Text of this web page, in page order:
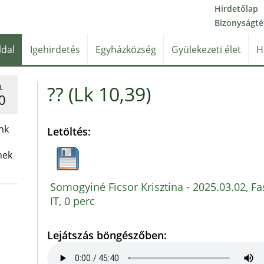
Hirdetőlap
Igehirdetés Egyházközség Gyülekezeti élet
?? (Lk 10,39)
Letöltés:
Somogyiné Ficsor Krisztina - 2025.03.02,
IT, 0 perc
Lejátszás böngészőben: